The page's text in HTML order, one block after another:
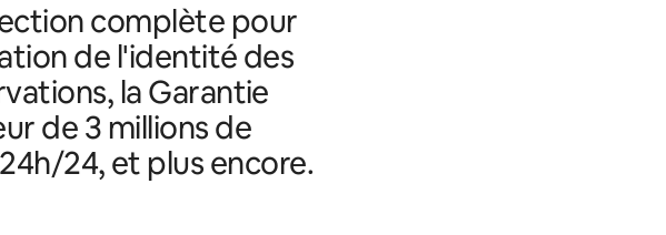
complète pour
de l'identité des
la Garantie
de 3 millions de
24, et plus encore.